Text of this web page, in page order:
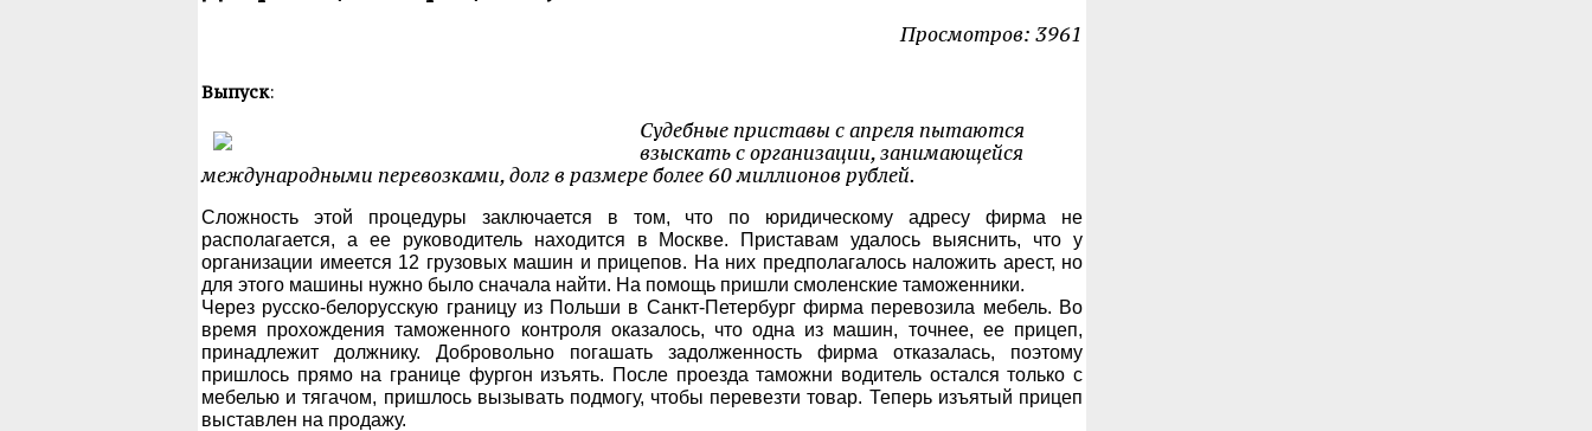
Просмотров: 3961
Выпуск:
Судебные приставы с апреля пытаются
взыскать с организации, занимающейся
международными перевозками, долг в размере более 60 миллионов рублей.
Сложность этой процедуры заключается в том, что по юридическому адресу фирма не
располагается, а ее руководитель находится в Москве. Приставам удалось выяснить, что у
организации имеется 12 грузовых машин и прицепов. На них предполагалось наложить арест, но
для этого машины нужно было сначала найти. На помощь пришли смоленские таможенники.
Через русско-белорусскую границу из Польши в Санкт-Петербург фирма перевозила мебель. Во
время прохождения таможенного контроля оказалось, что одна из машин, точнее, ее прицеп,
принадлежит должнику. Добровольно погашать задолженность фирма отказалась, поэтому
пришлось прямо на границе фургон изъять. После проезда таможни водитель остался только с
мебелью и тягачом, пришлось вызывать подмогу, чтобы перевезти товар. Теперь изъятый прицеп
выставлен на продажу.